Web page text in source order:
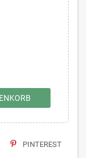
PINTEREST